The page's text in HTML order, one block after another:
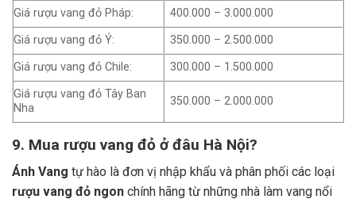
Giá rượu vang đỏ Pháp:
400.000 – 3.000.000
Giá rượu vang đỏ Ý:
350.000 – 2.500.000
Giá rượu vang đỏ Chile:
300.000 – 1.500.000
Giá rượu vang đỏ Tây Ban
Nha
350.000 – 2.000.000
9. Mua rượu vang đỏ ở đâu Hà Nội?
Ánh Vang tự hào là đơn vị nhập khẩu và phân phối các loại
rượu vang đỏ ngon chính hãng từ những nhà làm vang nổi